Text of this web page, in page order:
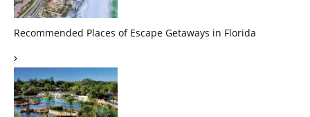
Recommended Places of Escape Getaways in Florida